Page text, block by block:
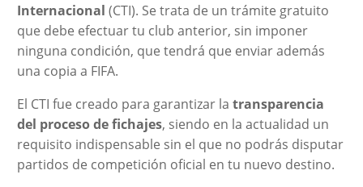
Internacional (CTI). Se trata de un trámite gratuito
que debe efectuar tu club anterior, sin imponer
ninguna condición, que tendrá que enviar además
una copia a FIFA.
El CTI fue creado para garantizar la transparencia
del proceso de fichajes, siendo en la actualidad un
requisito indispensable sin el que no podrás disputar
partidos de competición oficial en tu nuevo destino.